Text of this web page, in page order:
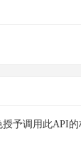
予调用此API